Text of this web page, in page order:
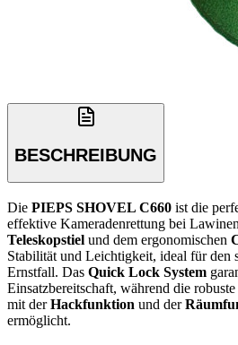
BESCHREIBUNG
Die PIEPS SHOVEL C660 ist die
effektive Kameradenrettung bei
Teleskopstiel und dem ergonomischen
Stabilität und Leichtigkeit, ideal für den
Ernstfall. Das Quick Lock System
Einsatzbereitschaft, während die
mit derHackfunktion und der
ermöglicht.